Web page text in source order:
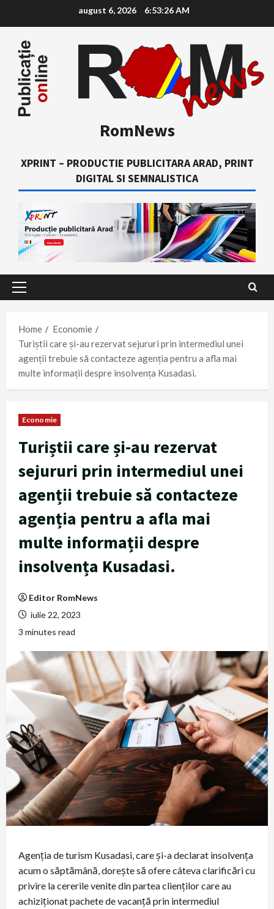
content
august 6, 2026 6:53:28 AM
RomNews
XPRINT – PRODUCTIE PUBLICITARA ARAD, PRINT
DIGITAL SI SEMNALISTICA
Primary
Home
Economie
Turiștii care și-au rezervat sejururi prin intermediul unei
agenții trebuie să contacteze agenția pentru a afla mai
multe informații despre insolvența Kusadasi.
Economie
Turiștii care și-au rezervat
sejururi prin intermediul unei
agenții trebuie să contacteze
agenția pentru a afla mai
multe informații despre
insolvența Kusadasi.
Editor RomNews
iulie 22, 2023
3 minutes read
Agenția de turism Kusadasi, care și-a declarat insolvența
acum o săptămână, dorește să ofere câteva clarificări cu
privire la cererile venite din partea clienților care au
achiziționat pachete de vacanță prin intermediul